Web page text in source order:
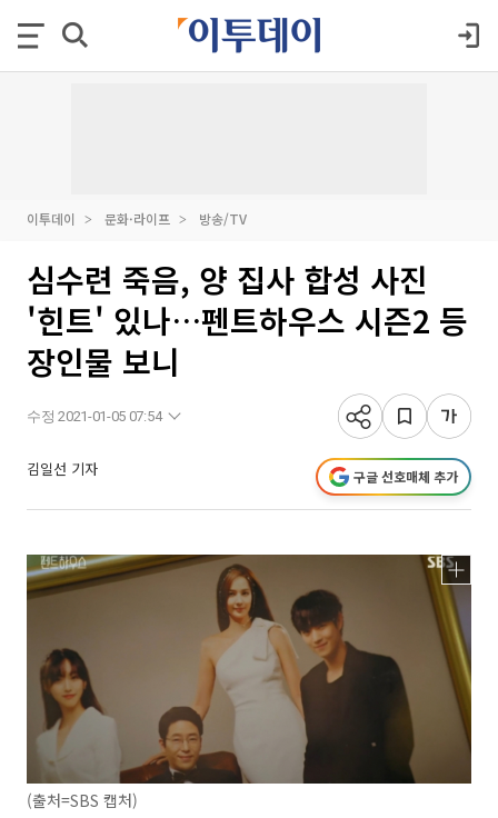
이투데이 문화·라이프 방송/TV
심수련 죽음, 양 집사 합성 사진
'힌트' 있나…펜트하우스 시즌2 등
장인물 보니
수정 2021-01-05 07:54
김일선 기자 구글 선호매체 추가
(출처=SBS 캡처)